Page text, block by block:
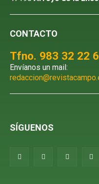
CONTACTO
Tfno. 983 32 22
Envíanos un mail:
SÍGUENOS